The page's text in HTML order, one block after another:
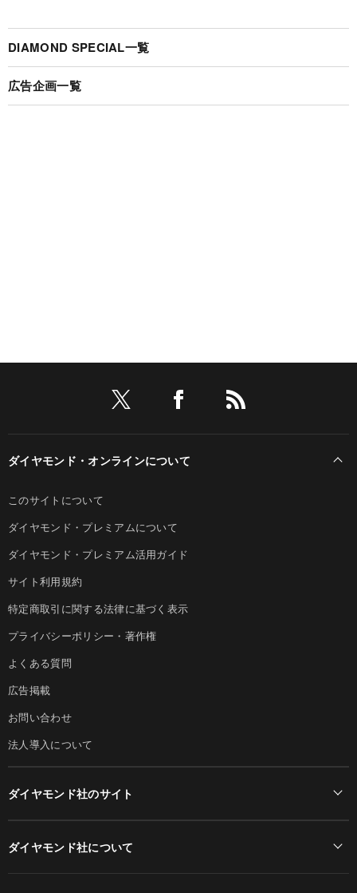
DIAMOND SPECIAL一覧
広告企画一覧
ダイヤモンド・オンラインについて
このサイトについて
ダイヤモンド・プレミアムについて
ダイヤモンド・プレミアム活用ガイド
サイト利用規約
特定商取引に関する法律に基づく表示
プライバシーポリシー・著作権
よくある質問
広告掲載
お問い合わせ
法人導入について
ダイヤモンド社のサイト
ダイヤモンド社について